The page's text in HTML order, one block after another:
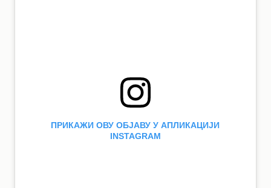
ПРИКАЖИ ОВУ ОБЈАВУ У АПЛИКАЦИЈИ
INSTAGRAM